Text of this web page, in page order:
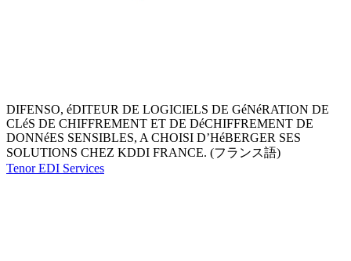
DIFENSO, éDITEUR DE LOGICIELS DE GéNéRATION DE
CLéS DE CHIFFREMENT ET DE DéCHIFFREMENT DE
DONNéES SENSIBLES, A CHOISI D’HéBERGER SES
SOLUTIONS CHEZ KDDI FRANCE. (フランス語)
Tenor EDI Services